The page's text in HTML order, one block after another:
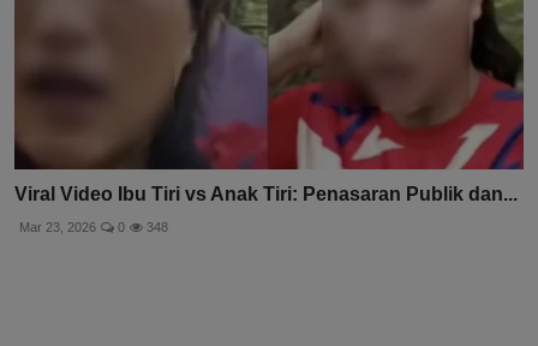
Viral Video Ibu Tiri vs Anak Tiri: Penasaran Publik dan...
Mar 23, 2026 0 348